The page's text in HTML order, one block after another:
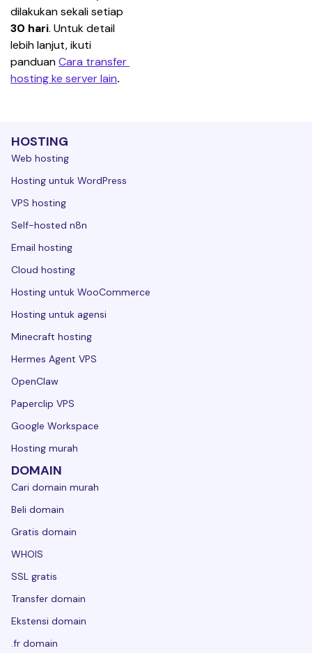
dilakukan sekali setiap
30 hari. Untuk detail
lebih lanjut, ikuti
panduan Cara transfer
hosting ke server lain.
HOSTING
Web hosting
Hosting untuk WordPress
VPS hosting
Self-hosted n8n
Email hosting
Cloud hosting
Hosting untuk WooCommerce
Hosting untuk agensi
Minecraft hosting
Hermes Agent VPS
OpenClaw
Paperclip VPS
Google Workspace
Hosting murah
DOMAIN
Cari domain murah
Beli domain
Gratis domain
WHOIS
SSL gratis
Transfer domain
Ekstensi domain
.fr domain